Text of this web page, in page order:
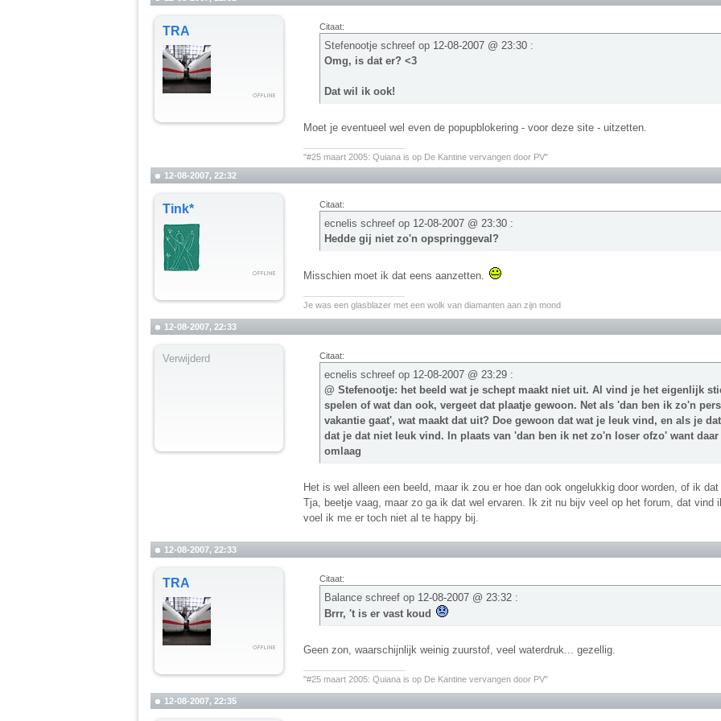
TRA Citaat:
Stefenootje schreef op 12-08-2007 @ 23:30 :
Omg, is dat er? <3
Dat wil ik ook!
Moet je eventueel wel even de popupblokering - voor deze site - uitzetten.
"#25 maart 2005: Quiana is op De Kantine vervangen door PV"
12-08-2007, 22:32
Tink* Citaat:
ecnelis schreef op 12-08-2007 @ 23:30 :
Hedde gij niet zo'n opspringgeval?
Misschien moet ik dat eens aanzetten.
Je was een glasblazer met een wolk van diamanten aan zijn mond
12-08-2007, 22:33
Verwijderd Citaat:
ecnelis schreef op 12-08-2007 @ 23:29 :
@ Stefenootje: het beeld wat je schept maakt niet uit. Al vind je het eigenlijk
spelen of wat dan ook, vergeet dat plaatje gewoon. Net als 'dan ben ik zo'n
vakantie gaat', wat maakt dat uit? Doe gewoon dat wat je leuk vind, en als je
dat je dat niet leuk vind. In plaats van 'dan ben ik net zo'n loser ofzo' want
omlaag
Het is wel alleen een beeld, maar ik zou er hoe dan ook ongelukkig door worden, of ik
Tja, beetje vaag, maar zo ga ik dat wel ervaren. Ik zit nu bijv veel op het forum, dat vind
voel ik me er toch niet al te happy bij.
12-08-2007, 22:33
TRA Citaat:
Balance schreef op 12-08-2007 @ 23:32 :
Brrr, 't is er vast koud
Geen zon, waarschijnlijk weinig zuurstof, veel waterdruk... gezellig.
"#25 maart 2005: Quiana is op De Kantine vervangen door PV"
12-08-2007, 22:35